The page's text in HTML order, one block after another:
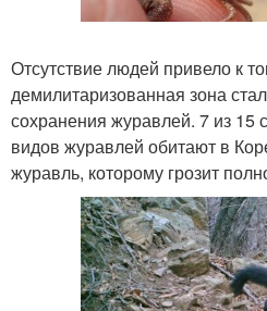
Отсутствие людей привело к
демилитаризованная зона
сохранения журавлей. 7 из
видов журавлей обитают в
журавль, которому грозит